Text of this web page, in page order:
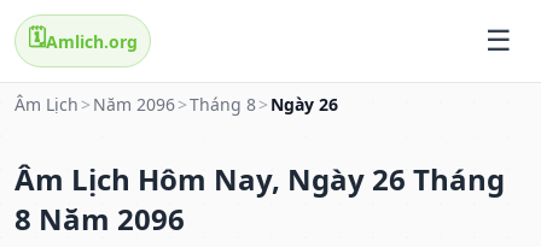
🗓️Amlich.org
Âm Lịch > Năm 2096>Tháng 8> Ngày 26
Âm Lịch Hôm Nay, Ngày 26 Tháng
8 Năm 2096